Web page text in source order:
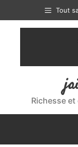
contenu
Tout
Richesse